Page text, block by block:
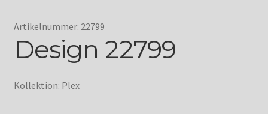
Artikelnummer: 22799
Design 22799
Kollektion: Plex